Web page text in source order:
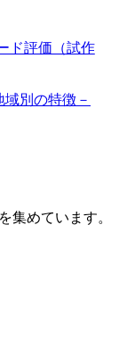
ド評価（試作
別の特徴－
集めています。